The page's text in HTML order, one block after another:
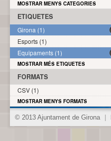
MOSTRAR MENYS CATEGORIES
ETIQUETES
Girona (1)
Esports (1)
Equipaments (1)
MOSTRAR MÉS ETIQUETES
FORMATS
CSV (1)
MOSTRAR MENYS FORMATS
© 2013 Ajuntament de Girona